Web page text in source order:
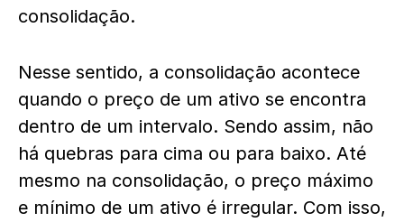
consolidação.
Nesse sentido, a consolidação acontece
quando o preço de um ativo se encontra
dentro de um intervalo. Sendo assim, não
há quebras para cima ou para baixo. Até
mesmo na consolidação, o preço máximo
e mínimo de um ativo é irregular. Com isso,